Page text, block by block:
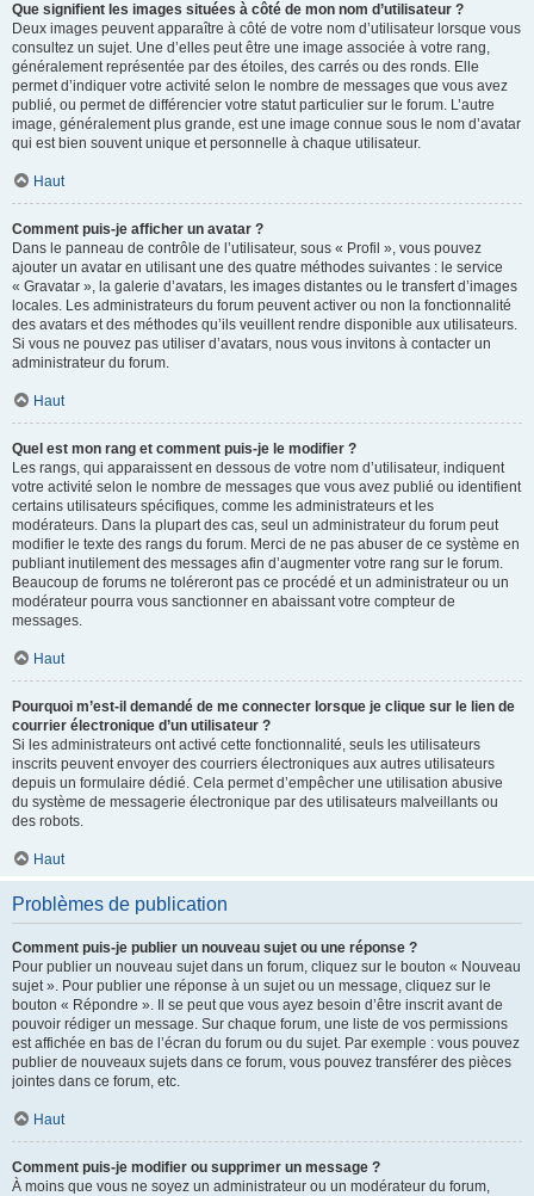
Que signifient les images situées à côté de mon nom d’utilisateur ?
Deux images peuvent apparaître à côté de votre nom d’utilisateur lorsque vous
consultez un sujet. Une d’elles peut être une image associée à votre rang,
généralement représentée par des étoiles, des carrés ou des ronds. Elle
permet d’indiquer votre activité selon le nombre de messages que vous avez
publié, ou permet de différencier votre statut particulier sur le forum. L’autre
image, généralement plus grande, est une image connue sous le nom d’avatar
qui est bien souvent unique et personnelle à chaque utilisateur.
Haut
Comment puis-je afficher un avatar ?
Dans le panneau de contrôle de l’utilisateur, sous « Profil », vous pouvez
ajouter un avatar en utilisant une des quatre méthodes suivantes : le service
« Gravatar », la galerie d’avatars, les images distantes ou le transfert d’images
locales. Les administrateurs du forum peuvent activer ou non la fonctionnalité
des avatars et des méthodes qu’ils veuillent rendre disponible aux utilisateurs.
Si vous ne pouvez pas utiliser d’avatars, nous vous invitons à contacter un
administrateur du forum.
Haut
Quel est mon rang et comment puis-je le modifier ?
Les rangs, qui apparaissent en dessous de votre nom d’utilisateur, indiquent
votre activité selon le nombre de messages que vous avez publié ou identifient
certains utilisateurs spécifiques, comme les administrateurs et les
modérateurs. Dans la plupart des cas, seul un administrateur du forum peut
modifier le texte des rangs du forum. Merci de ne pas abuser de ce système en
publiant inutilement des messages afin d’augmenter votre rang sur le forum.
Beaucoup de forums ne toléreront pas ce procédé et un administrateur ou un
modérateur pourra vous sanctionner en abaissant votre compteur de
messages.
Haut
Pourquoi m’est-il demandé de me connecter lorsque je clique sur le lien de
courrier électronique d’un utilisateur ?
Si les administrateurs ont activé cette fonctionnalité, seuls les utilisateurs
inscrits peuvent envoyer des courriers électroniques aux autres utilisateurs
depuis un formulaire dédié. Cela permet d’empêcher une utilisation abusive
du système de messagerie électronique par des utilisateurs malveillants ou
des robots.
Haut
Problèmes de publication
Comment puis-je publier un nouveau sujet ou une réponse ?
Pour publier un nouveau sujet dans un forum, cliquez sur le bouton « Nouveau
sujet ». Pour publier une réponse à un sujet ou un message, cliquez sur le
bouton « Répondre ». Il se peut que vous ayez besoin d’être inscrit avant de
pouvoir rédiger un message. Sur chaque forum, une liste de vos permissions
est affichée en bas de l’écran du forum ou du sujet. Par exemple : vous pouvez
publier de nouveaux sujets dans ce forum, vous pouvez transférer des pièces
jointes dans ce forum, etc.
Haut
Comment puis-je modifier ou supprimer un message ?
À moins que vous ne soyez un administrateur ou un modérateur du forum,